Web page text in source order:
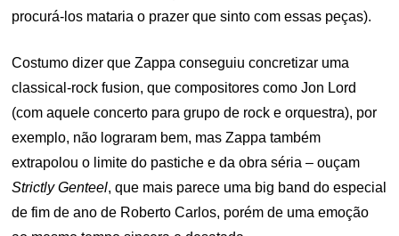
procurá-los mataria o prazer que sinto com essas peças).
Costumo dizer que Zappa conseguiu concretizar uma
classical-rock fusion, que compositores como Jon Lord
(com aquele concerto para grupo de rock e orquestra), por
exemplo, não lograram bem, mas Zappa também
extrapolou o limite do pastiche e da obra séria – ouçam
Strictly Genteel, que mais parece uma big band do especial
de fim de ano de Roberto Carlos, porém de uma emoção